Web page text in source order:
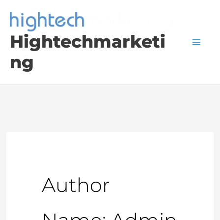
Skip
to
content
Hightechmarketi
ng
Author